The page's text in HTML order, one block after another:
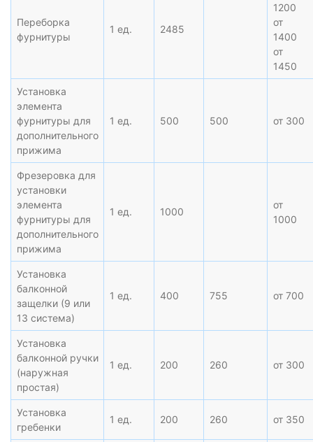
Переборка
фурнитуры
1 ед. 2485
1200
от
1400
от
1450
Установка
элемента
фурнитуры для
дополнительного
прижима
1 ед. 500 500 от 300
Фрезеровка для
установки
элемента
фурнитуры для
дополнительного
прижима
1 ед. 1000
от
1000
Установка
балконной
защелки (9 или
13 система)
1 ед. 400 755 от 700
Установка
балконной ручки
(наружная
простая)
1 ед. 200 260 от 300
Установка
гребенки
1 ед. 200 260 от 350